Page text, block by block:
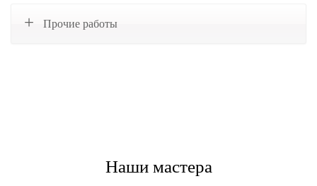
Прочие работы
Наши мастера